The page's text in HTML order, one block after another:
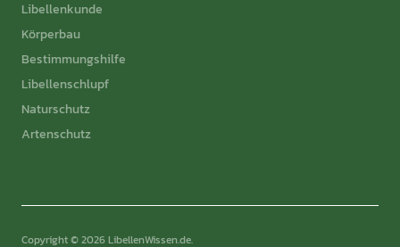
Libellenkunde
Körperbau
Bestimmungshilfe
Libellenschlupf
Naturschutz
Artenschutz
Copyright © 2026 LibellenWissen.de